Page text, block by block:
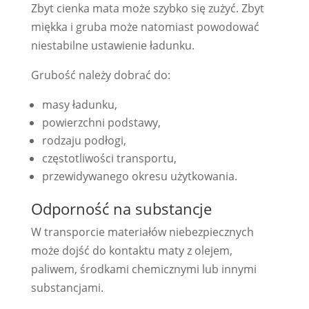
Zbyt cienka mata może szybko się zużyć. Zbyt
miękka i gruba może natomiast powodować
niestabilne ustawienie ładunku.
Grubość należy dobrać do:
masy ładunku,
powierzchni podstawy,
rodzaju podłogi,
częstotliwości transportu,
przewidywanego okresu użytkowania.
Odporność na substancje
W transporcie materiałów niebezpiecznych
może dojść do kontaktu maty z olejem,
paliwem, środkami chemicznymi lub innymi
substancjami.